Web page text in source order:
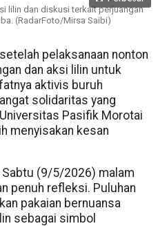
lilin dan diskusi terkait perjuangan
(RadarFoto/Mirsa Saibi)
pelaksanaan nonton
dan aksi lilin untuk
aktivis buruh
solidaritas yang
Pasifik Morotai
menyisakan kesan
Sabtu (9/5/2026) malam
penuh refleksi. Puluhan
pakaian bernuansa
sebagai simbol